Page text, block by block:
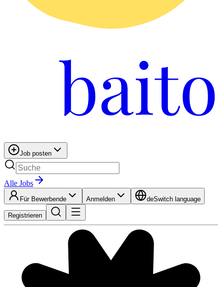
Job posten
Alle Jobs
Für Bewerbende Anmelden deSwitch language
Registrieren